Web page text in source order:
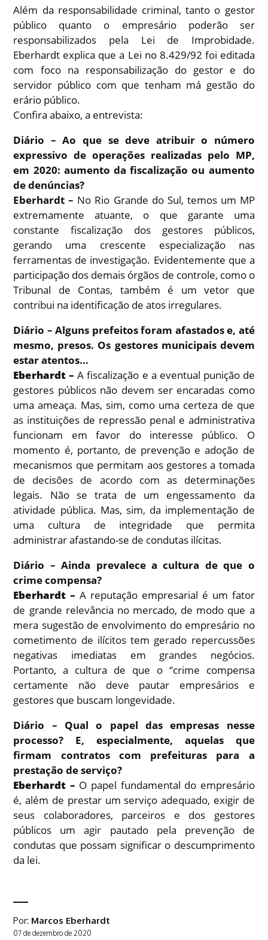
Além da responsabilidade criminal, tanto o gestor
público quanto o empresário poderão ser
responsabilizados pela Lei de Improbidade.
Eberhardt explica que a Lei no 8.429/92 foi editada
com foco na responsabilização do gestor e do
servidor público com que tenham má gestão do
erário público.
Confira abaixo, a entrevista:
Diário – Ao que se deve atribuir o número
expressivo de operações realizadas pelo MP,
em 2020: aumento da fiscalização ou aumento
de denúncias?
Eberhardt – No Rio Grande do Sul, temos um MP
extremamente atuante, o que garante uma
constante fiscalização dos gestores públicos,
gerando uma crescente especialização nas
ferramentas de investigação. Evidentemente que a
participação dos demais órgãos de controle, como o
Tribunal de Contas, também é um vetor que
contribui na identificação de atos irregulares.
Diário – Alguns prefeitos foram afastados e, até
mesmo, presos. Os gestores municipais devem
estar atentos…
Eberhardt – A fiscalização e a eventual punição de
gestores públicos não devem ser encaradas como
uma ameaça. Mas, sim, como uma certeza de que
as instituições de repressão penal e administrativa
funcionam em favor do interesse público. O
momento é, portanto, de prevenção e adoção de
mecanismos que permitam aos gestores a tomada
de decisões de acordo com as determinações
legais. Não se trata de um engessamento da
atividade pública. Mas, sim, da implementação de
uma cultura de integridade que permita
administrar afastando-se de condutas ilícitas.
Diário – Ainda prevalece a cultura de que o
crime compensa?
Eberhardt – A reputação empresarial é um fator
de grande relevância no mercado, de modo que a
mera sugestão de envolvimento do empresário no
cometimento de ilícitos tem gerado repercussões
negativas imediatas em grandes negócios.
Portanto, a cultura de que o “crime compensa
certamente não deve pautar empresários e
gestores que buscam longevidade.
Diário – Qual o papel das empresas nesse
processo? E, especialmente, aquelas que
firmam contratos com prefeituras para a
prestação de serviço?
Eberhardt – O papel fundamental do empresário
é, além de prestar um serviço adequado, exigir de
seus colaboradores, parceiros e dos gestores
públicos um agir pautado pela prevenção de
condutas que possam significar o descumprimento
da lei.
Por: Marcos Eberhardt
07 dedezembro de 2020